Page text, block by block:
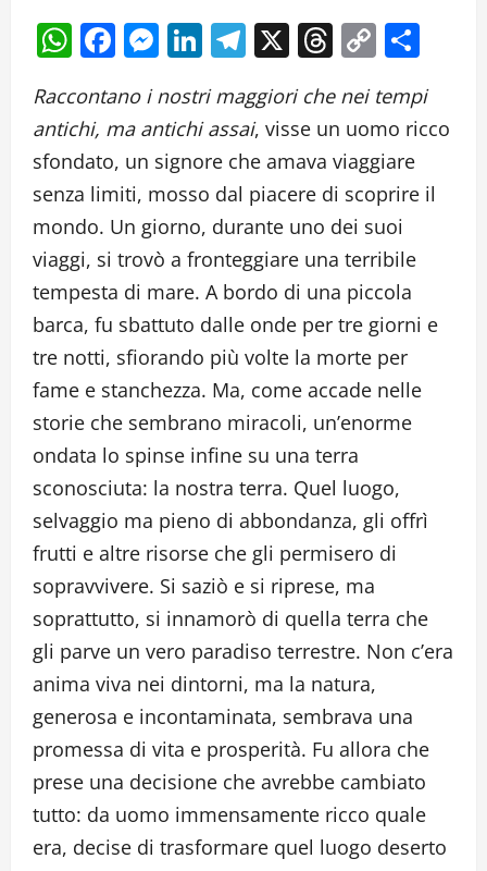
WhatsApp
Facebook
Messenger
LinkedIn
Telegram
X Threads
Copy
Raccontano i nostri maggiori che nei tempi
antichi, ma antichi assai, visse un uomo ricco
sfondato, un signore che amava viaggiare
senza limiti, mosso dal piacere di scoprire il
mondo. Un giorno, durante uno dei suoi
viaggi, si trovò a fronteggiare una terribile
tempesta di mare. A bordo di una piccola
barca, fu sbattuto dalle onde per tre giorni e
tre notti, sfiorando più volte la morte per
fame e stanchezza. Ma, come accade nelle
storie che sembrano miracoli, un’enorme
ondata lo spinse infine su una terra
sconosciuta: la nostra terra. Quel luogo,
selvaggio ma pieno di abbondanza, gli offrì
frutti e altre risorse che gli permisero di
sopravvivere. Si saziò e si riprese, ma
soprattutto, si innamorò di quella terra che
gli parve un vero paradiso terrestre. Non c’era
anima viva nei dintorni, ma la natura,
generosa e incontaminata, sembrava una
promessa di vita e prosperità. Fu allora che
prese una decisione che avrebbe cambiato
tutto: da uomo immensamente ricco quale
era, decise di trasformare quel luogo deserto